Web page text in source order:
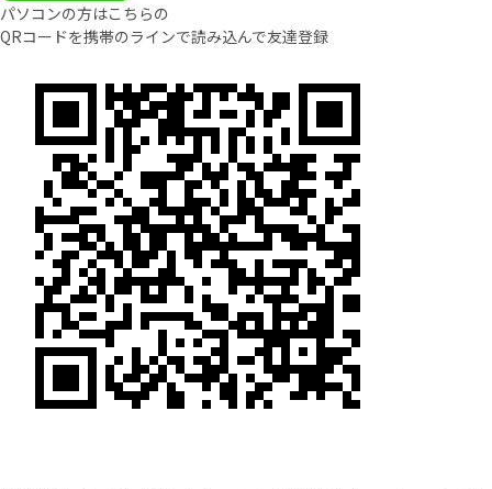
パソコンの方はこちらの
QRコードを携帯のラインで読み込んで友達登録